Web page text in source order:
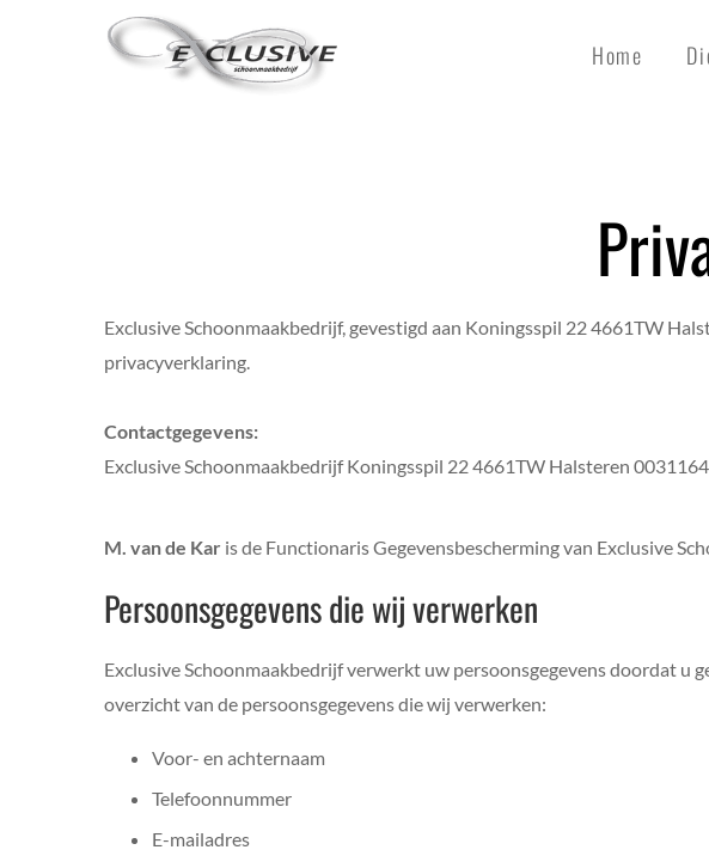
Home
Exclusive Schoonmaakbedrijf, gevestigd aan Koningsspil 22 4661TW
privacyverklaring.
Contactgegevens:
Exclusive Schoonmaakbedrijf Koningsspil 22 4661TW Halsteren
M. van de Kar is de Functionaris Gegevensbescherming van Exclusive
Persoonsgegevens die wij verwerken
Exclusive Schoonmaakbedrijf verwerkt uw persoonsgegevens doordat u
overzicht van de persoonsgegevens die wij verwerken:
Voor- en achternaam
Telefoonnummer
E-mailadres